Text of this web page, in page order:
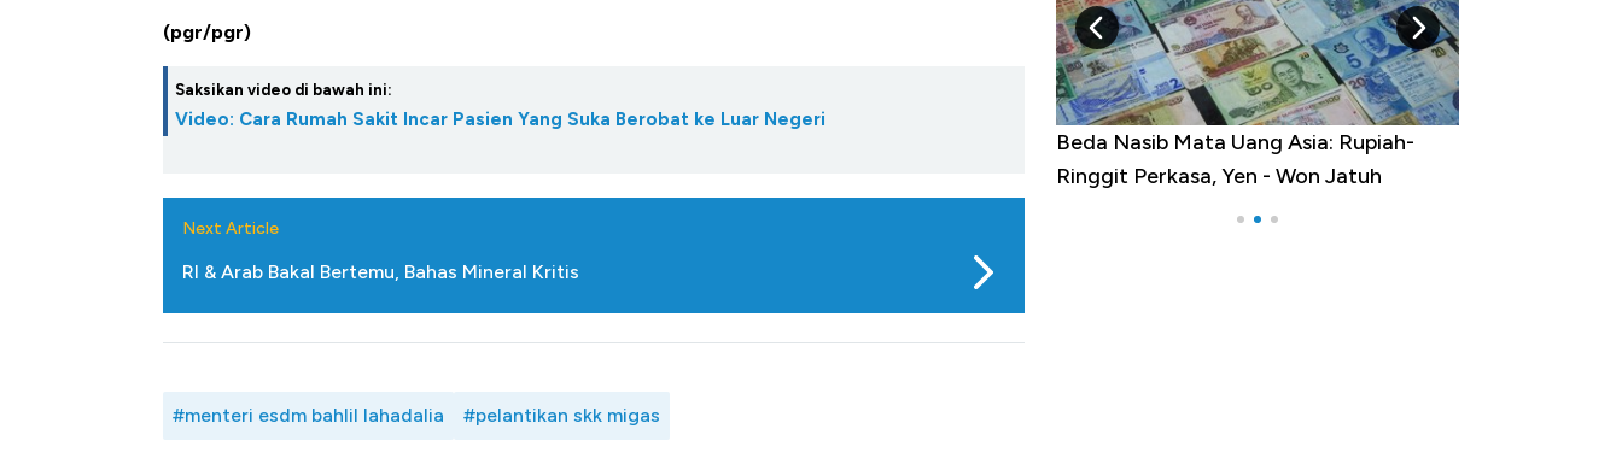
(pgr/pgr)
Saksikan video di bawah ini:
Video: Cara Rumah Sakit Incar Pasien Yang Suka Berobat ke Luar Negeri
Next Article
RI & Arab Bakal Bertemu, Bahas Mineral Kritis
#menteri esdm bahlil lahadalia #pelantikan skk migas
Beda Nasib Mata Uang Asia: Rupiah-
Ringgit Perkasa, Yen - Won Jatuh